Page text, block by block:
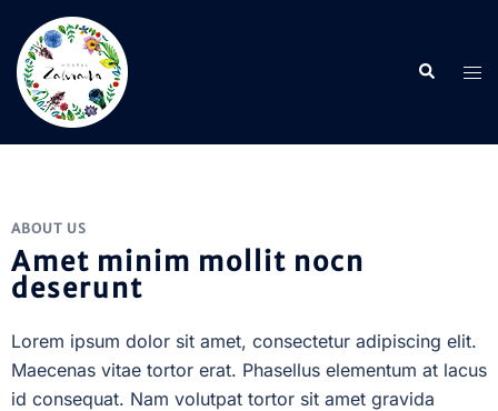
ABOUT US
Amet minim mollit nocn
deserunt
Lorem ipsum dolor sit amet, consectetur adipiscing elit.
Maecenas vitae tortor erat. Phasellus elementum at lacus
id consequat. Nam volutpat tortor sit amet gravida